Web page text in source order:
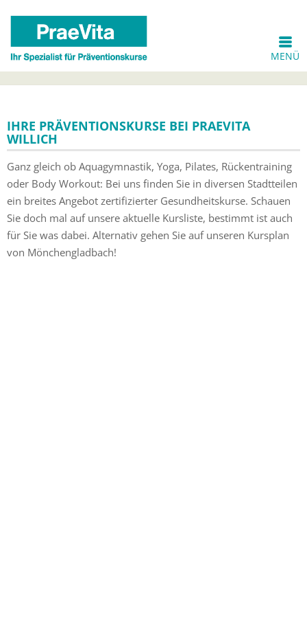
MENÜ
IHRE PRÄVENTIONSKURSE BEI PRAEVITA
WILLICH
Ganz gleich ob Aquagymnastik, Yoga, Pilates, Rückentraining
oder Body Workout: Bei uns finden Sie in diversen Stadtteilen
ein breites Angebot zertifizierter Gesundheitskurse. Schauen
Sie doch mal auf unsere aktuelle Kursliste, bestimmt ist auch
für Sie was dabei. Alternativ gehen Sie auf unseren Kursplan
von Mönchengladbach!